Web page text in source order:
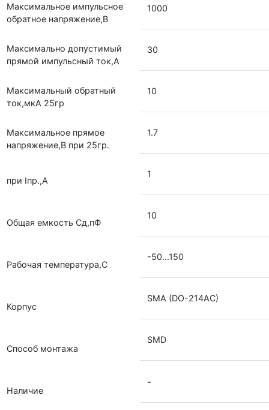
Максимальное импульсное
обратное напряжение,В
Максимально допустимый
прямой импульсный ток,А
Максимальный обратный
ток,мкА 25гр
Максимальное прямое
напряжение,В при 25гр.
при Iпр.,А
Общая емкость Сд,пФ
Рабочая температура,С
Корпус
Способ монтажа
Наличие
1000
30
10
1.7
1
10
-50...150
SMA (DO-214AC)
SMD
-